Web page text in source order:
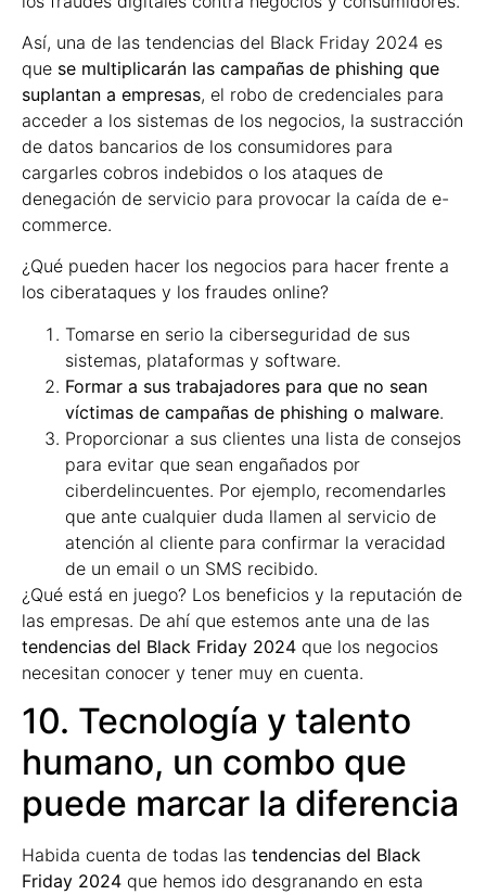
Así, una de las tendencias del Black Friday 2024 es
que se multiplicarán las campañas de phishing que
suplantan a empresas, el robo de credenciales para
acceder a los sistemas de los negocios, la sustracción
de datos bancarios de los consumidores para
cargarles cobros indebidos o los ataques de
denegación de servicio para provocar la caída de e-
commerce.
¿Qué pueden hacer los negocios para hacer frente a
los ciberataques y los fraudes online?
Tomarse en serio la ciberseguridad de sus
sistemas, plataformas y software.
Formar a sus trabajadores para que no sean
víctimas de campañas de phishing o malware.
Proporcionar a sus clientes una lista de consejos
para evitar que sean engañados por
ciberdelincuentes. Por ejemplo, recomendarles
que ante cualquier duda llamen al servicio de
atención al cliente para confirmar la veracidad
de un email o un SMS recibido.
¿Qué está en juego? Los beneficios y la reputación de
las empresas. De ahí que estemos ante una de las
tendencias del Black Friday 2024 que los negocios
necesitan conocer y tener muy en cuenta.
10. Tecnología y talento
humano, un combo que
puede marcar la diferencia
Habida cuenta de todas las tendencias del Black
Friday 2024 que hemos ido desgranando en esta